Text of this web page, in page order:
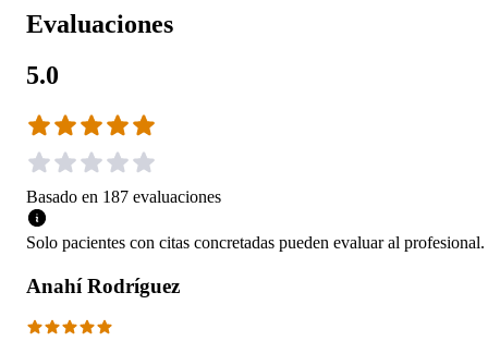
Evaluaciones
5.0
Basado en 187 evaluaciones
Solo pacientes con citas concretadas pueden evaluar al profesional.
Anahí Rodríguez